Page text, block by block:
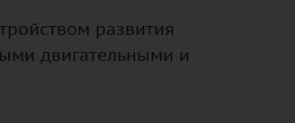
развития
двигательными и